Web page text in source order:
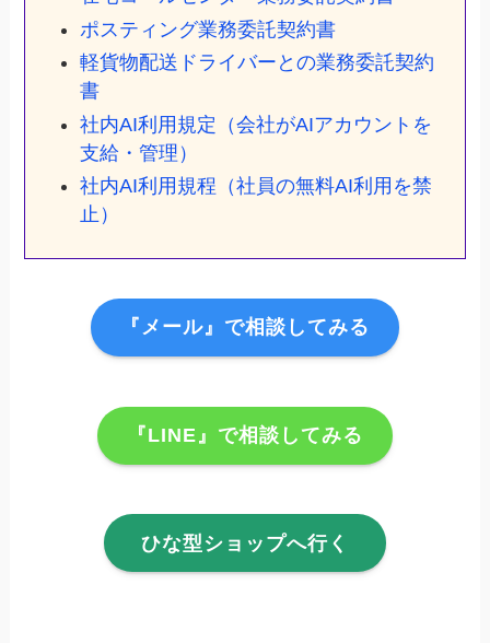
ポスティング業務委託契約書
軽貨物配送ドライバーとの業務委託契約
書
社内AI利用規定（会社がAIアカウントを
支給・管理）
社内AI利用規程（社員の無料AI利用を禁
止）
『メール』で相談してみる
『LINE』で相談してみる
ひな型ショップへ行く